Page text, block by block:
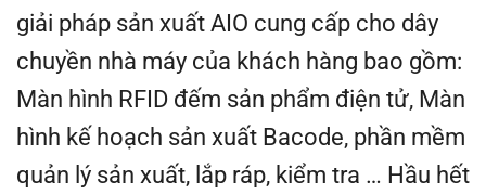
giải pháp sản xuất AIO cung cấp cho dây
chuyền nhà máy của khách hàng bao gồm:
Màn hình RFID đếm sản phẩm điện tử, Màn
hình kế hoạch sản xuất Bacode, phần mềm
quản lý sản xuất, lắp ráp, kiểm tra … Hầu hết